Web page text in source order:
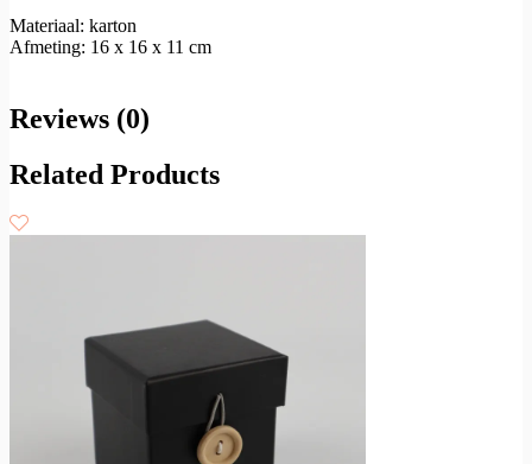
Materiaal: karton
Afmeting: 16 x 16 x 11 cm
Reviews (0)
Related Products